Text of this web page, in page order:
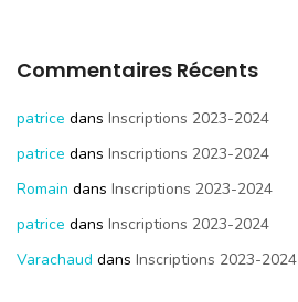
Commentaires Récents
patrice dans Inscriptions 2023-2024
patrice dans Inscriptions 2023-2024
Romain dans Inscriptions 2023-2024
patrice dans Inscriptions 2023-2024
Varachaud dans Inscriptions 2023-2024